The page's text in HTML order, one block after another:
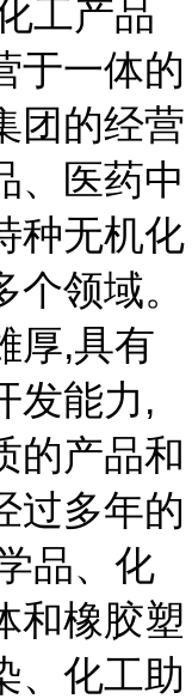
工产品
于一体的
团的经营
、医药中
种无机化
领域。
厚,具有
发能力,
的产品和
过多年的
品、化
和橡胶塑
、化工助